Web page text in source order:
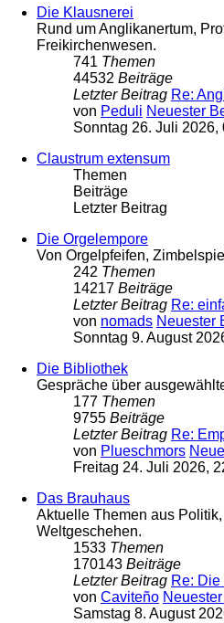
Die Klausnerei
Rund um Anglikanertum,
Freikirchenwesen.
741 Themen
44532 Beiträge
Letzter Beitrag Re:
von Peduli Neuester
Sonntag 26. Juli 2026,
Claustrum extensum
Themen
Beiträge
Letzter Beitrag
Die Orgelempore
Von Orgelpfeifen,
242 Themen
14217 Beiträge
Letzter Beitrag Re:
von nomads Neuester
Sonntag 9. August
Die Bibliothek
Gespräche über
177 Themen
9755 Beiträge
Letzter Beitrag Re:
von Plueschmors
Freitag 24. Juli 2026,
Das Brauhaus
Aktuelle Themen aus
Weltgeschehen.
1533 Themen
170143 Beiträge
Letzter Beitrag Re:
von Caviteño
Samstag 8. August